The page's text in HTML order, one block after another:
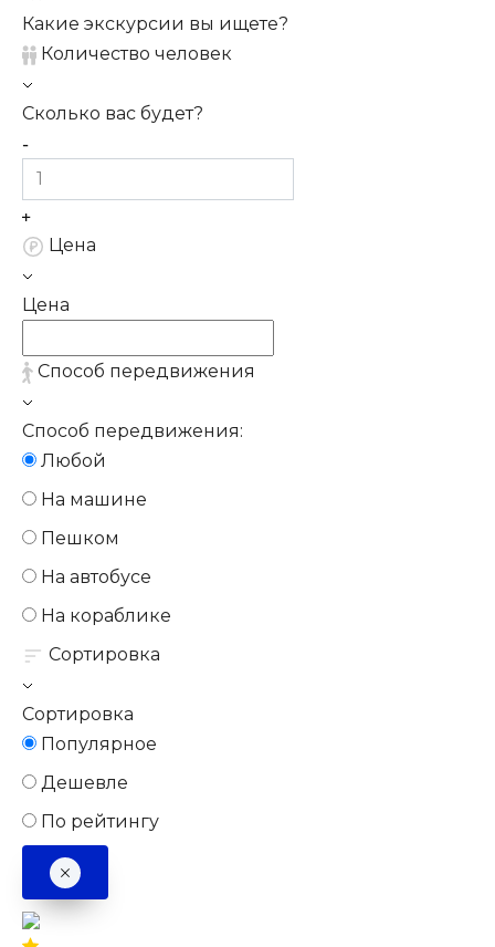
Какие экскурсии вы ищете?
Количество человек
Сколько вас будет?
Цена
Цена
Способ передвижения
Способ передвижения:
Любой
На машине
Пешком
На автобусе
На кораблике
Сортировка
Сортировка
Популярное
Дешевле
По рейтингу